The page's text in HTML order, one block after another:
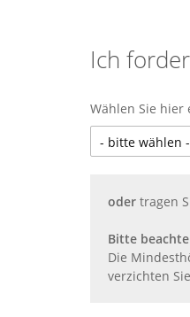
Ich
Wählen Sie hier
oder tragen
Bitte
Die
verzichten